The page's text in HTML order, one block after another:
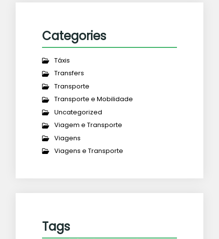
Categories
Táxis
Transfers
Transporte
Transporte e Mobilidade
Uncategorized
Viagem e Transporte
Viagens
Viagens e Transporte
Tags